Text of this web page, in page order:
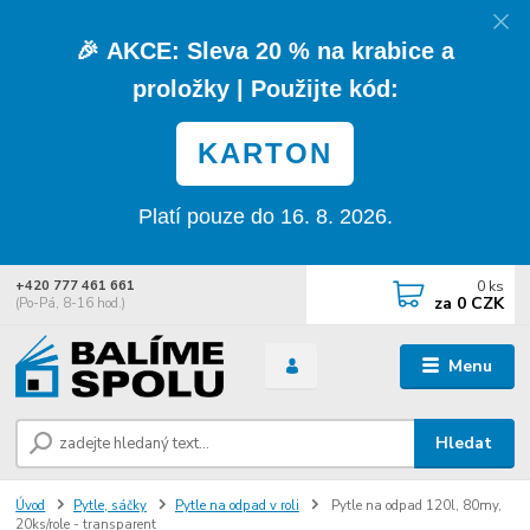
🎉 AKCE: Sleva 20 % na krabice a
proložky| Použijte kód:
KARTON
Platí pouze do 16. 8. 2026.
Menu
Hledat
+420 777 461 661
(Po-Pá, 8-16 hod.)
0 ks
za 0 CZK
Úvod Pytle, sáčky Pytle na odpad v roli
Pytle na odpad 120l, 80my,
20ks/role - transparent